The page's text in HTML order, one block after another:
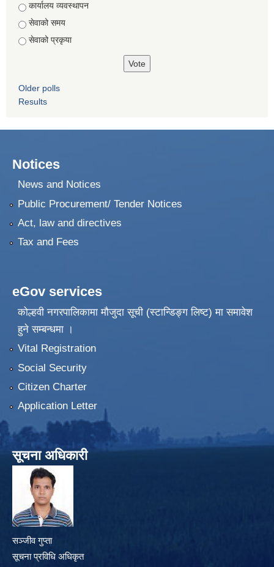
कार्यालय व्यवस्थापन
सेवाको समय
सेवाको प्रकृया
Older polls
Results
Notices
News and Notices
Public Procurement/ Tender Notices
Act, law and directives
Tax and Fees
eGov services
कोल्हवी नगरपालिकामा मौजुदा सूची (स्टान्डिङ्ग लिष्ट) मा समावेश
हुने सम्बन्धमा ।
Vital Registration
Social Security
Citizen Charter
Application Letter
सूचना अधिकारी
सञ्जीव गुप्ता
सूचना प्रविधि अधिकृत